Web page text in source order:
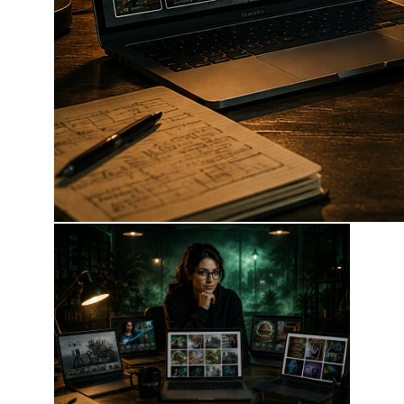
lub z dodatkowymi parametrami, jeśli chcesz
zmienić wygląd:
{dcgallery source="realizacje"
Moduł automatycznie rozpoznaje folder,
wczytuje wszystkie zdjęcia z niego i wyświetla
galerię w wybranym stylu.
SKĄD POBIERANE SĄ ZDJĘCIA?
Wszystkie zdjęcia trzymasz w zwykłym
folderze na serwerze (w katalogu modułu).
Wgrywasz je przez FTP, menedżer plików
hostingu albo nawet przez panel PrestaShop.
Moduł sam je skanuje, sortuje i przygotowuje